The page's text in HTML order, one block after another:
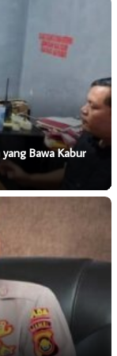
Bawa Kabur